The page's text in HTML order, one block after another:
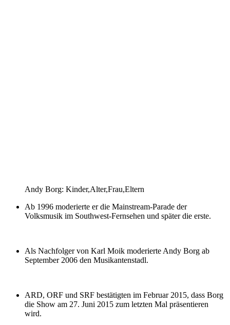
Andy Borg: Kinder,Alter,Frau,Eltern
Ab 1996 moderierte er die Mainstream-Parade der
Volksmusik im Southwest-Fernsehen und später die erste.
Als Nachfolger von Karl Moik moderierte Andy Borg ab
September 2006 den Musikantenstadl.
ARD, ORF und SRF bestätigten im Februar 2015, dass Borg
die Show am 27. Juni 2015 zum letzten Mal präsentieren
wird.